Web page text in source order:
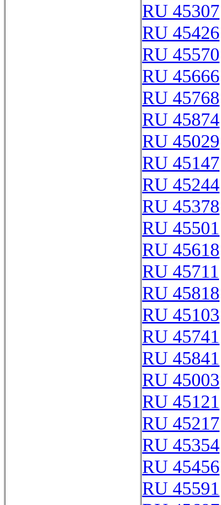
RU 45307
RU 45426
RU 45570
RU 45666
RU 45768
RU 45874
RU 45029
RU 45147
RU 45244
RU 45378
RU 45501
RU 45618
RU 45711
RU 45818
RU 45103
RU 45741
RU 45841
RU 45003
RU 45121
RU 45217
RU 45354
RU 45456
RU 45591